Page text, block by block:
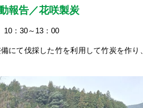
報告／花咲製炭
10：30～13：00
にて伐採した竹を利用して竹炭を作り